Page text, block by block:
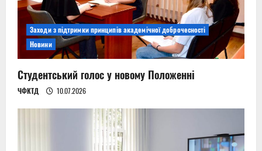
Заходи з підтримки принципів академічної доброчесності
Новини
Студентський голос у новому Положенні
ЧФКТД 10.07.2026